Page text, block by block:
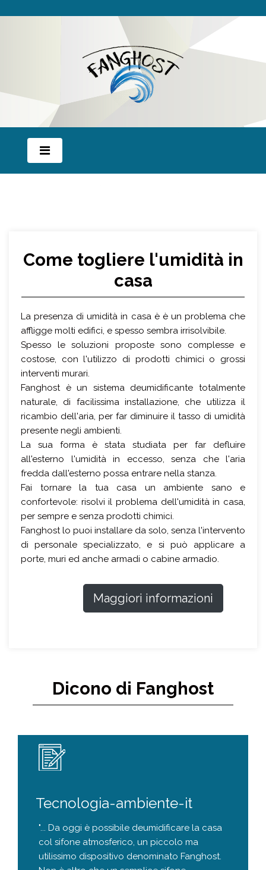
Come togliere l'umidità in
casa
La presenza di umidità in casa è è un problema che
affligge molti edifici, e spesso sembra irrisolvibile.
Spesso le soluzioni proposte sono complesse e
costose, con l'utilizzo di prodotti chimici o grossi
interventi murari.
Fanghost è un sistema deumidificante totalmente
naturale, di facilissima installazione, che utilizza il
ricambio dell'aria, per far diminuire il tasso di umidità
presente negli ambienti.
La sua forma è stata studiata per far defluire
all'esterno l'umidità in eccesso, senza che l'aria
fredda dall'esterno possa entrare nella stanza.
Fai tornare la tua casa un ambiente sano e
confortevole: risolvi il problema dell'umidità in casa,
per sempre e senza prodotti chimici.
Fanghost lo puoi installare da solo, senza l'intervento
di personale specializzato, e si può applicare a
porte, muri ed anche armadi o cabine armadio.
Maggiori informazioni
Dicono di Fanghost
Tecnologia-ambiente-it
"... Da oggi è possibile deumidificare la casa
col sifone atmosferico, un piccolo ma
utilissimo dispositivo denominato Fanghost.